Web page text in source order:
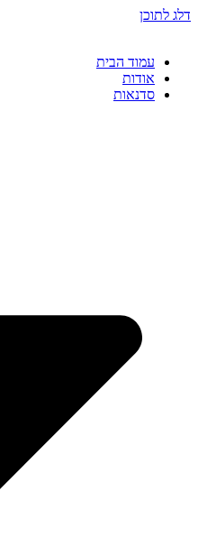
דלג לתוכן
עמוד הבית
אודות
סדנאות